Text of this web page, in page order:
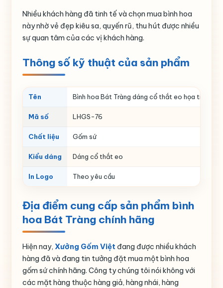
Nhiều khách hàng đã tinh tế và chọn mua bình hoa
này nhờ vẻ đẹp kiêu sa, quyến rũ, thu hút được nhiều
sự quan tâm của các vị khách hàng.
Thông số kỹ thuật của sản phẩm
Tên Bình hoa Bát Tràng dáng cổ thắt eo họa tiết
Mã số LHGS-76
Chất liệu Gốm sứ
Kiểu dáng Dáng cổ thắt eo
In Logo Theo yêu cầu
Địa điểm cung cấp sản phẩm bình
hoa Bát Tràng chính hãng
Hiện nay, Xưởng Gốm Việt đang được nhiều khách
hàng đã và đang tin tưởng đặt mua một bình hoa
gốm sứ chính hãng. Công ty chúng tôi nói không với
các mặt hàng thuộc hàng giả, hàng nhái, hàng